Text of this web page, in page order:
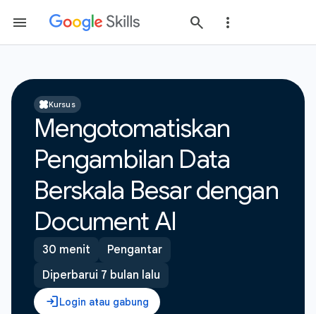
Kursus
Mengotomatiskan
Pengambilan Data
Berskala Besar dengan
Document AI
30 menit
Pengantar
Diperbarui 7 bulan lalu